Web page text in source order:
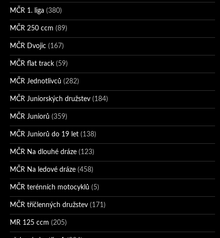
MČR 1. liga (380)
MČR 250 ccm (89)
MČR Dvojic (167)
MČR flat track (59)
MČR Jednotlivců (282)
MČR Juniorských družstev (184)
MČR Juniorů (359)
MČR Juniorů do 19 let (138)
MČR Na dlouhé dráze (123)
MČR Na ledové dráze (458)
MČR terénních motocyklů (5)
MČR tříčlenných družstev (171)
MR 125 ccm (205)